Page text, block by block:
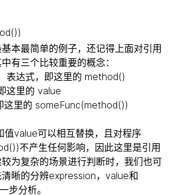
本最简单的例子，还记得上面对引用
有三个比较重要的概念：
表达式，即这里的 method()
这里的 value
这里的 someFunc(method())
value可以相互替换，且对程序
不产生任何影响，因此这里是引用
为复杂的场景进行判断时，我们也可
晰的分辨expression，value和
步分析。